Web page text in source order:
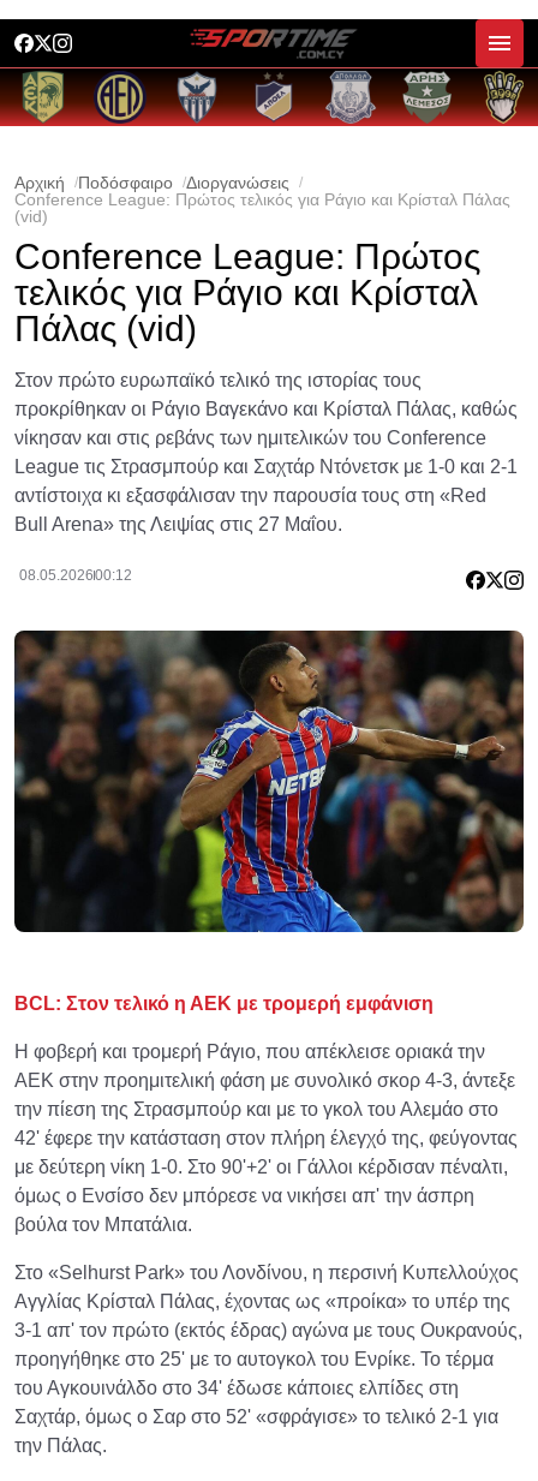
Αρχική Ποδόσφαιρο
Διοργανώσεις
Conference League: Πρώτος τελικός για Ράγιο και Κρίσταλ Πάλας
(vid)
Conference League: Πρώτος
τελικός για Ράγιο και Κρίσταλ
Πάλας (vid)
Στον πρώτο ευρωπαϊκό τελικό της ιστορίας τους
προκρίθηκαν οι Ράγιο Βαγεκάνο και Κρίσταλ Πάλας, καθώς
νίκησαν και στις ρεβάνς των ημιτελικών του Conference
League τις Στρασμπούρ και Σαχτάρ Ντόνετσκ με 1-0 και 2-1
αντίστοιχα κι εξασφάλισαν την παρουσία τους στη «Red
Bull Arena» της Λειψίας στις 27 Μαΐου.
08.05.202600:12
BCL: Στον τελικό η ΑΕΚ με τρομερή εμφάνιση
Η φοβερή και τρομερή Ράγιο, που απέκλεισε οριακά την
ΑΕΚ στην προημιτελική φάση με συνολικό σκορ 4-3, άντεξε
την πίεση της Στρασμπούρ και με το γκολ του Αλεμάο στο
42' έφερε την κατάσταση στον πλήρη έλεγχό της, φεύγοντας
με δεύτερη νίκη 1-0. Στο 90'+2' οι Γάλλοι κέρδισαν πέναλτι,
όμως ο Ενσίσο δεν μπόρεσε να νικήσει απ' την άσπρη
βούλα τον Μπατάλια.
Στο «Selhurst Park» του Λονδίνου, η περσινή Κυπελλούχος
Αγγλίας Κρίσταλ Πάλας, έχοντας ως «προίκα» το υπέρ της
3-1 απ' τον πρώτο (εκτός έδρας) αγώνα με τους Ουκρανούς,
προηγήθηκε στο 25' με το αυτογκολ του Ενρίκε. Το τέρμα
του Αγκουινάλδο στο 34' έδωσε κάποιες ελπίδες στη
Σαχτάρ, όμως ο Σαρ στο 52' «σφράγισε» το τελικό 2-1 για
την Πάλας.